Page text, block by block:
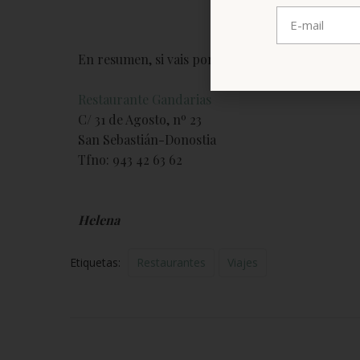
En resumen, si vais por San Sebastián, ya
Restaurante Gandarias
C/ 31 de Agosto, nº 23
San Sebastián-Donostia
Tfno: 943 42 63 62
Helena
Etiquetas: Restaurantes Viajes